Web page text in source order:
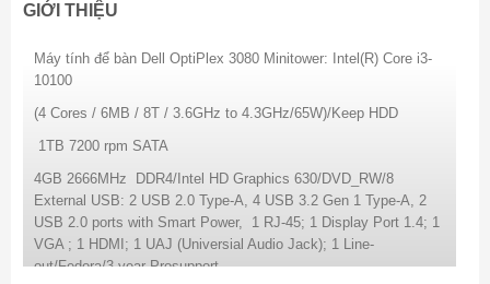
GIỚI THIỆU
Máy tính để bàn Dell OptiPlex 3080 Minitower: Intel(R) Core i3-
10100
(4 Cores / 6MB / 8T / 3.6GHz to 4.3GHz/65W)/Keep HDD
1TB 7200 rpm SATA
4GB 2666MHz DDR4/Intel HD Graphics 630/DVD_RW/8
External USB: 2 USB 2.0 Type-A, 4 USB 3.2 Gen 1 Type-A, 2
USB 2.0 ports with Smart Power, 1 RJ-45; 1 Display Port 1.4; 1
VGA ; 1 HDMI; 1 UAJ (Universial Audio Jack); 1 Line-
out/Fedora/3 year Prosupport